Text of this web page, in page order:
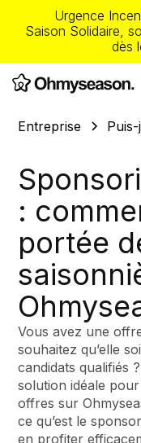
Urgence
Saison Solidaire,
dès
Entreprise
:
portée
Vous avez une
souhaitez qu’elle
candidats qualifiés
solution idéale
offres sur
ce qu’est le
en profiter